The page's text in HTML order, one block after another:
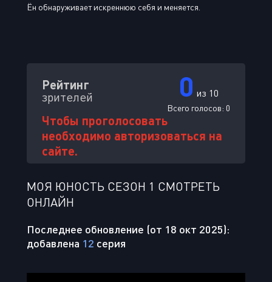
Ён обнаруживает искреннюю себя и меняется.
Рейтинг
зрителей 0 из 10
Всего голосов: 0
Чтобы проголосовать
необходимо авторизоваться на
сайте.
МОЯ ЮНОСТЬ СЕЗОН 1 СМОТРЕТЬ
ОНЛАЙН
Последнее обновление (от 18 окт 2025):
добавлена 12 серия